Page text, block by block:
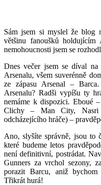
Sám jsem si myslel že blog
většinu fanoušků holdujícím
nemohoucnosti jsem se
Dnes večer jsem se díval
Arsenalu, všem suverénně
ze zápasu Arsenal –
Arsenalu? Radši vypíšu ty
nemáme k dispozici. Eboué
Clichy – Man City,
odcházejícího hráče) –
Ano, slyšíte správně, jsou to
které budeme letos
není definitivní, postrádat.
Gunners za vrchol sezony,
porazit Barcu, aniž
Třikrát hurá!